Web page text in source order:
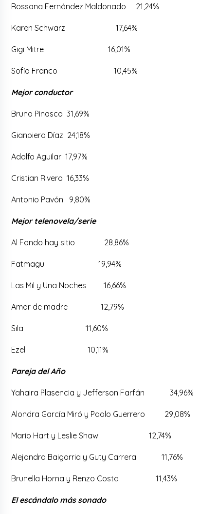
Rossana Fernández Maldonado 21,24%
Karen Schwarz 17,64%
Gigi Mitre 16,01%
Sofía Franco 10,45%
Mejor conductor
Bruno Pinasco 31,69%
Gianpiero Díaz 24,18%
Adolfo Aguilar 17,97%
Cristian Rivero 16,33%
Antonio Pavón 9,80%
Mejor telenovela/serie
Al Fondo hay sitio 28,86%
Fatmagul 19,94%
Las Mil y Una Noches 16,66%
Amor de madre 12,79%
Sila 11,60%
Ezel 10,11%
Pareja del Año
Yahaira Plasencia y Jefferson Farfán 34,96%
Alondra García Miró y Paolo Guerrero 29,08%
Mario Hart y Leslie Shaw 12,74%
Alejandra Baigorria y Guty Carrera 11,76%
Brunella Horna y Renzo Costa 11,43%
El escándalo más sonado